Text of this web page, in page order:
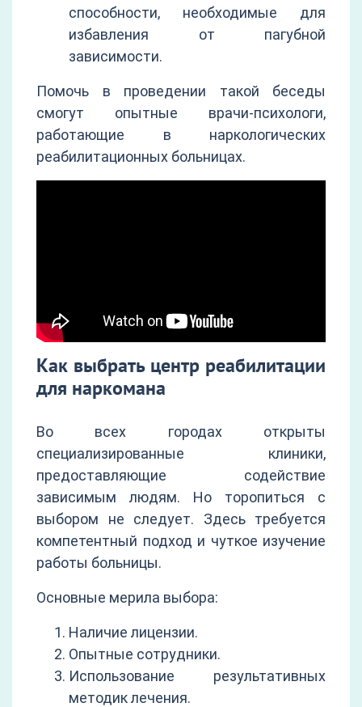
способности, необходимые для
избавления от пагубной
зависимости.
Помочь в проведении такой беседы
смогут опытные врачи-психологи,
работающие в наркологических
реабилитационных больницах.
Как выбрать центр реабилитации
для наркомана
Во всех городах открыты
специализированные клиники,
предоставляющие содействие
зависимым людям. Но торопиться с
выбором не следует. Здесь требуется
компетентный подход и чуткое изучение
работы больницы.
Основные мерила выбора:
Наличие лицензии.
Опытные сотрудники.
Использование результативных
методик лечения.